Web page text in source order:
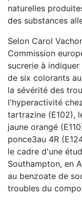
naturelles
des substances
Selon Carol
Commission
sucrerie à
de six colorants
la sévérité des
l'hyperactivité
tartrazine (E102),
jaune orangé
ponce3au 4R
le cadre d'une
Southampton, en
au benzoate de
troubles du